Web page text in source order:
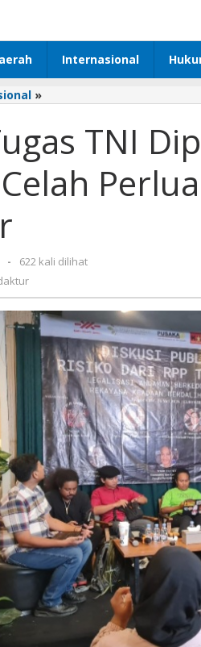
Internasional
»
Dipersoalkan,
Buka
Celah
TNI
oleh
Redaktur
-
622 kali dilihat